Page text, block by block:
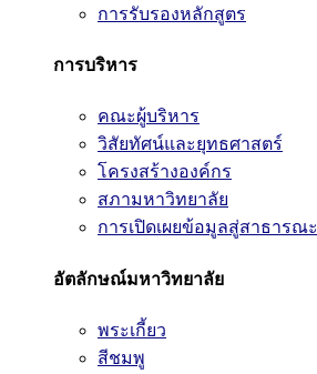
การรับรองหลักสูตร
การบริหาร
คณะผู้บริหาร
วิสัยทัศน์และยุทธศาสตร์
โครงสร้างองค์กร
สภามหาวิทยาลัย
การเปิดเผยข้อมูลสู่สาธารณะ
อัตลักษณ์มหาวิทยาลัย
พระเกี้ยว
สีชมพู